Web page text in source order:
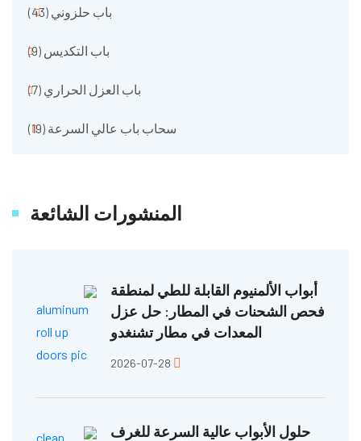
باب حلزوني (43)
باب التكديس (9)
باب العزل الحراري (7)
سحاب باب عالي السرعة (19)
المنشورات الشائعة
أبواب الألمنيوم القابلة للطي لمنطقة
فحص الشحنات في المطار: حل عزل
المعدات في مطار تشنغدو
2026-07-28
حلول الأبواب عالية السرعة للغرف